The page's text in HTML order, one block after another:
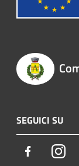
SEGUICI SU
Facebook